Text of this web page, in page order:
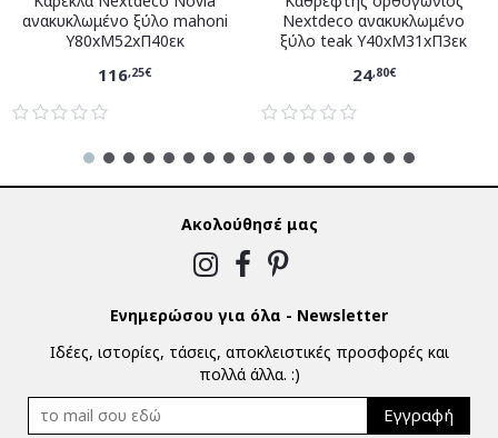
ανακυκλωμένο ξύλο mahoni
Υ80xM52xΠ40εκ
116,25€
Nextdeco ανακυκλωμένο
ξύλο teak Υ40xM31xΠ3εκ
24,80€
Ακολούθησέ μας
Ενημερώσου για όλα - Newsletter
Ιδέες, ιστορίες, τάσεις, αποκλειστικές προσφορές και
πολλά άλλα. :)
Εγγραφή